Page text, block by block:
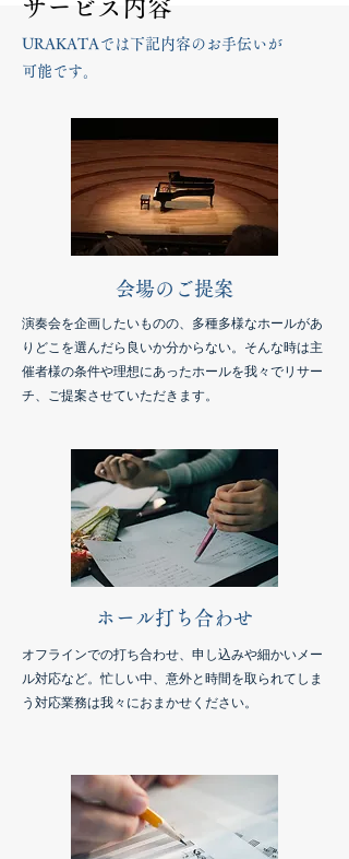
サービス内容
URAKATAでは下記内容のお手伝いが
可能です。
​会場のご提案
演奏会を企画したいものの、多種多様なホールがあ
りどこを選んだら良いか分からない。そんな時は主
催者様の条件や理想にあったホールを我々でリサー
チ、ご提案させていただきます。
ホール打ち合わせ
オフラインでの打ち合わせ、申し込みや細かいメー
ル対応など。忙しい中、意外と時間を取られてしま
う対応業務は我々におまかせください。